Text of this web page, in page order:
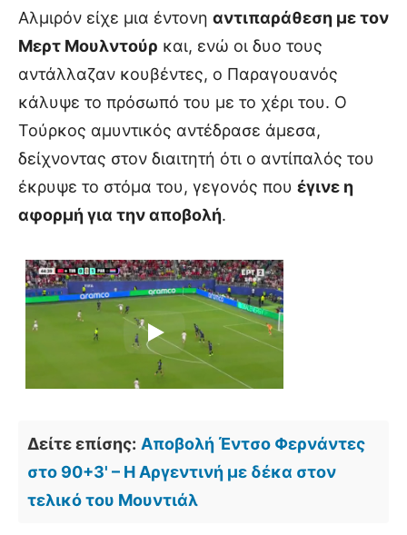
Αλμιρόν είχε μια έντονη αντιπαράθεση με τον
Μερτ Μουλντούρ και, ενώ οι δυο τους
αντάλλαζαν κουβέντες, ο Παραγουανός
κάλυψε το πρόσωπό του με το χέρι του. Ο
Τούρκος αμυντικός αντέδρασε άμεσα,
δείχνοντας στον διαιτητή ότι ο αντίπαλός του
έκρυψε το στόμα του, γεγονός που έγινε η
αφορμή για την αποβολή.
Δείτε επίσης: Αποβολή Έντσο Φερνάντες
στο 90+3' – Η Αργεντινή με δέκα στον
τελικό του Μουντιάλ